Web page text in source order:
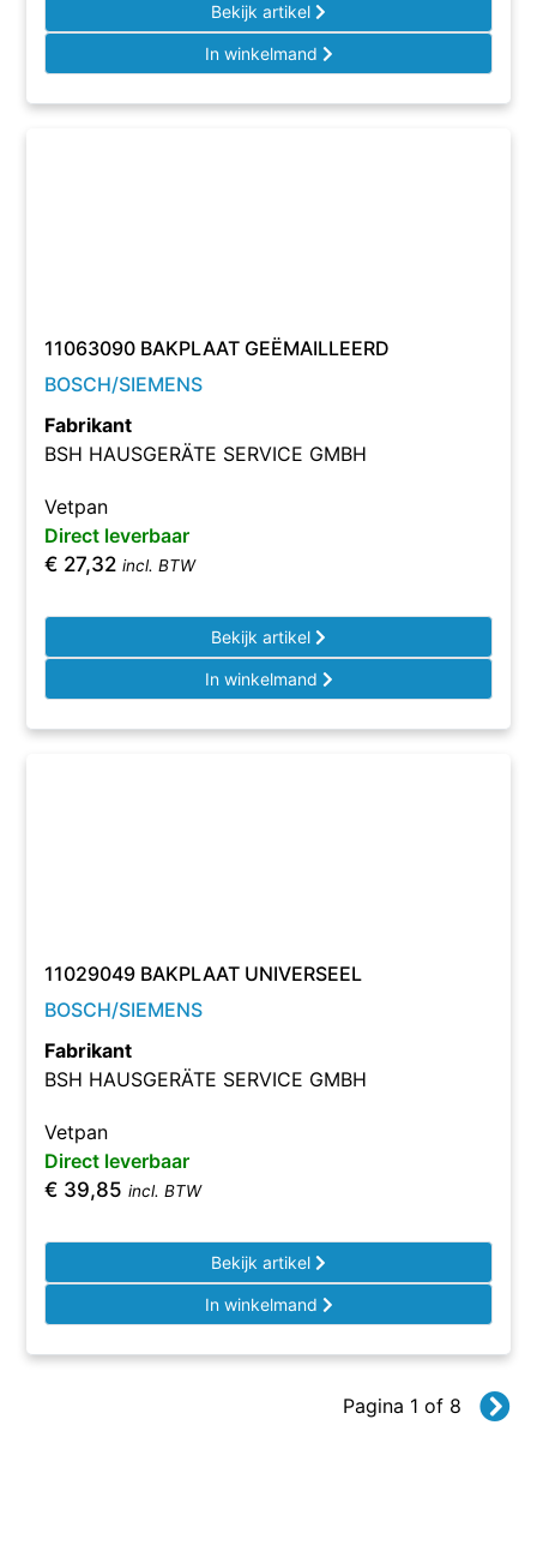
Bekijk artikel
In winkelmand
11063090 BAKPLAAT GEËMAILLEERD
BOSCH/SIEMENS
Fabrikant
BSH HAUSGERÄTE SERVICE GMBH
Vetpan
Direct leverbaar
€ 27,32 incl. BTW
Bekijk artikel
In winkelmand
11029049 BAKPLAAT UNIVERSEEL
BOSCH/SIEMENS
Fabrikant
BSH HAUSGERÄTE SERVICE GMBH
Vetpan
Direct leverbaar
€ 39,85 incl. BTW
Bekijk artikel
In winkelmand
Pagina 1 of 8